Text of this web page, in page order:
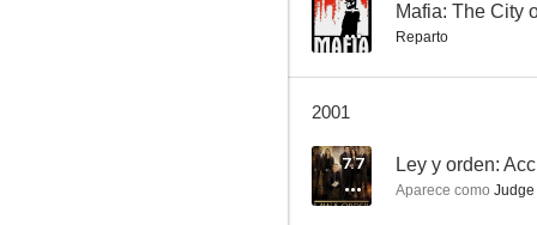
-- Mafia: The City
Reparto
2001
7.7 Ley y orden:
Aparece como